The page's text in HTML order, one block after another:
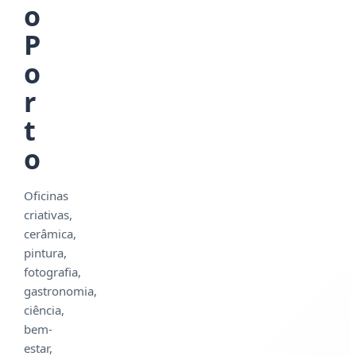
o
P
o
r
t
o
Oficinas
criativas,
cerâmica,
pintura,
fotografia,
gastronomia,
ciência,
bem-
estar,